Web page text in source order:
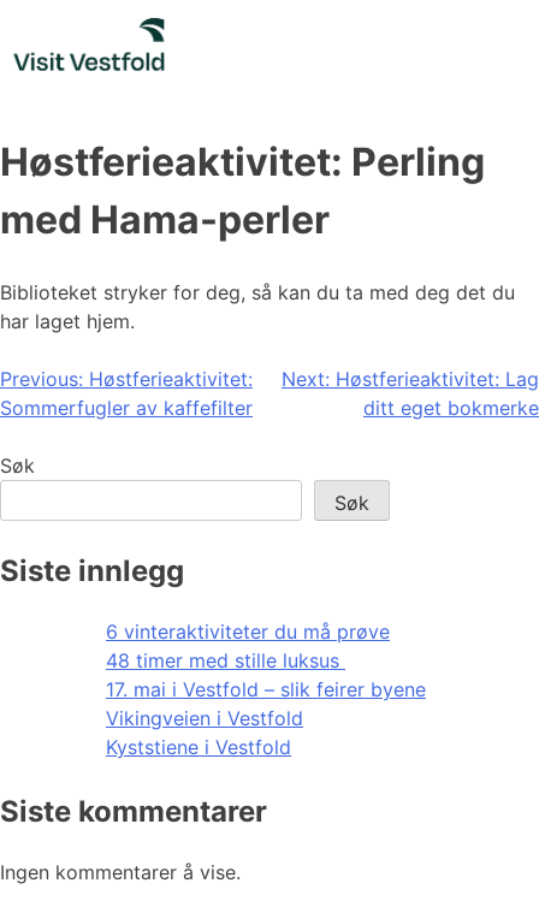
content
Høstferieaktivitet: Perling
med Hama-perler
Biblioteket stryker for deg, så kan du ta med deg det du
har laget hjem.
Innleggsnavigasjon
Previous: Høstferieaktivitet:
Sommerfugler av kaffefilter
Next: Høstferieaktivitet: Lag
ditt eget bokmerke
Søk
Søk
Siste innlegg
6 vinteraktiviteter du må prøve
48 timer med stille luksus
17. mai i Vestfold – slik feirer byene
Vikingveien i Vestfold
Kyststiene i Vestfold
Siste kommentarer
Ingen kommentarer å vise.